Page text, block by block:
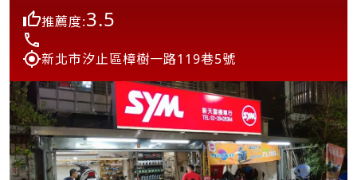
推薦度:3.5
新北市汐止區樟樹一路119巷5號